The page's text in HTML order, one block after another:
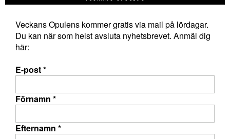
Veckans Opulens kommer gratis via mail på lördagar.
Du kan när som helst avsluta nyhetsbrevet. Anmäl dig
här:
E-post*
Förnamn *
Efternamn *